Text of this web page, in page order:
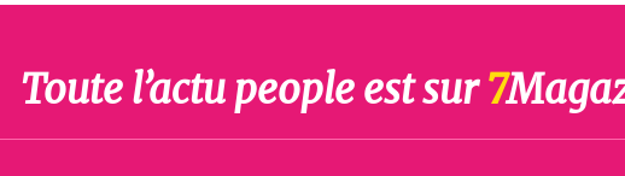
Toute l’actu people est sur7